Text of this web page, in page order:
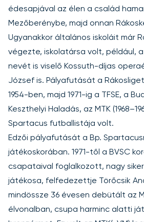
édesapjával az élen a család
Mezőberénybe, majd onnan
Ugyanakkor általános iskoláit már
végezte, iskolatársa volt, például, a
nevét is viselő Kossuth-díjas
József is. Pályafutását a
1954-ben, majd 1971-ig a TFSE, a
Keszthelyi Haladás, az MTK
Spartacus futballistája volt.
Edzői pályafutását a Bp.
játékoskorában. 1971-től a BVSC
csapataival foglalkozott, nagy
játékosa, felfedezettje Törőcsik
mindössze 36 évesen debütált az
élvonalban, csupa harminc alatti